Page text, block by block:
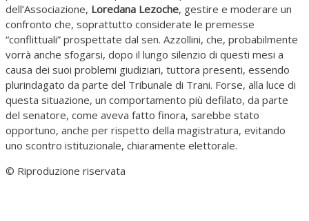
dell’Associazione, Loredana Lezoche, gestire e moderare un
confronto che, soprattutto considerate le premesse
“conflittuali” prospettate dal sen. Azzollini, che, probabilmente
vorrà anche sfogarsi, dopo il lungo silenzio di questi mesi a
causa dei suoi problemi giudiziari, tuttora presenti, essendo
plurindagato da parte del Tribunale di Trani. Forse, alla luce di
questa situazione, un comportamento più defilato, da parte
del senatore, come aveva fatto finora, sarebbe stato
opportuno, anche per rispetto della magistratura, evitando
uno scontro istituzionale, chiaramente elettorale.
© Riproduzione riservata